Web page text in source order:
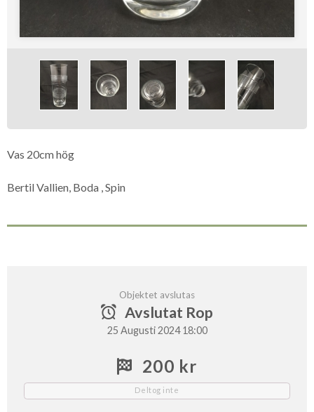
Vas 20cm hög
Bertil Vallien, Boda , Spin
Objektet avslutas
Avslutat Rop
25 Augusti 2024 18:00
200 kr
Deltog inte